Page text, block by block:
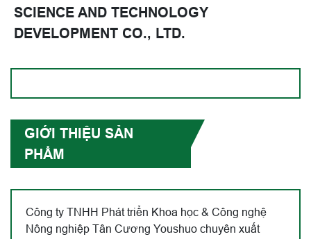
SCIENCE AND TECHNOLOGY
DEVELOPMENT CO., LTD.
GIỚI THIỆU SẢN
PHẨM
Công ty TNHH Phát triển Khoa học & Công nghệ
Nông nghiệp Tân Cương Youshuo chuyên xuất